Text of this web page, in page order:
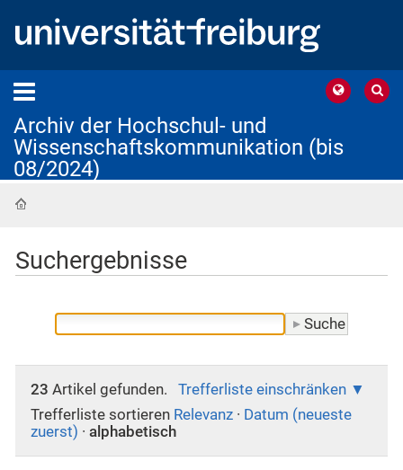
Archiv der Hochschul- und
Wissenschaftskommunikation (bis
08/2024)
Suchergebnisse
23 Artikel gefunden.
Trefferliste einschränken
Trefferliste sortieren Relevanz · Datum (neueste
zuerst) · alphabetisch